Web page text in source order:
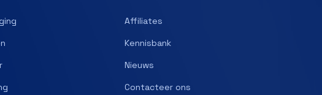
Affiliates
Kennisbank
Nieuws
Contacteer ons